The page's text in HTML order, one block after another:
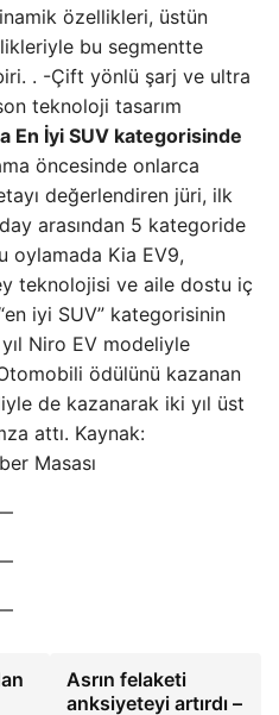
özellikleri, üstün
bu segmentte
. -Çift yönlü şarj ve ultra
teknoloji tasarım
En İyi SUV kategorisinde
öncesinde onlarca
değerlendiren jüri, ilk
arasından 5 kategoride
oylamada Kia EV9,
teknolojisi ve aile dostu iç
iyi SUV” kategorisinin
Niro EV modeliyle
ödülünü kazanan
de kazanarak iki yıl üst
attı. Kaynak:
Masası
Asrın felaketi
anksiyeteyi artırdı –